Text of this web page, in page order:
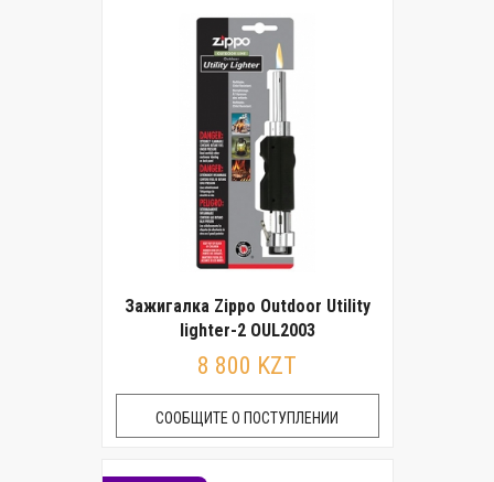
Зажигалка Zippo Outdoor Utility
lighter-2 OUL2003
8 800 KZT
СООБЩИТЕ О ПОСТУПЛЕНИИ